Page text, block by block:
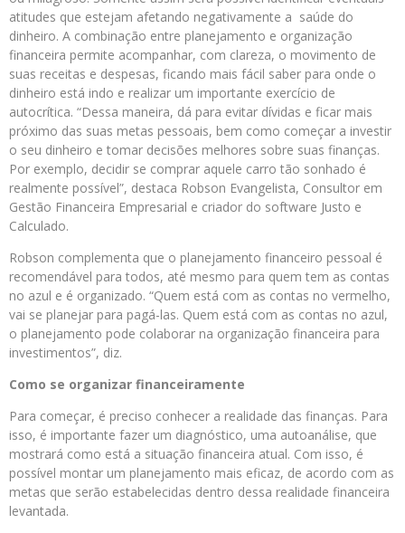
atitudes que estejam afetando negativamente a saúde do
dinheiro. A combinação entre planejamento e organização
financeira permite acompanhar, com clareza, o movimento de
suas receitas e despesas, ficando mais fácil saber para onde o
dinheiro está indo e realizar um importante exercício de
autocrítica. “Dessa maneira, dá para evitar dívidas e ficar mais
próximo das suas metas pessoais, bem como começar a investir
o seu dinheiro e tomar decisões melhores sobre suas finanças.
Por exemplo, decidir se comprar aquele carro tão sonhado é
realmente possível”, destaca Robson Evangelista, Consultor em
Gestão Financeira Empresarial e criador do software Justo e
Calculado.
Robson complementa que o planejamento financeiro pessoal é
recomendável para todos, até mesmo para quem tem as contas
no azul e é organizado. “Quem está com as contas no vermelho,
vai se planejar para pagá-las. Quem está com as contas no azul,
o planejamento pode colaborar na organização financeira para
investimentos”, diz.
Como se organizar financeiramente
Para começar, é preciso conhecer a realidade das finanças. Para
isso, é importante fazer um diagnóstico, uma autoanálise, que
mostrará como está a situação financeira atual. Com isso, é
possível montar um planejamento mais eficaz, de acordo com as
metas que serão estabelecidas dentro dessa realidade financeira
levantada.